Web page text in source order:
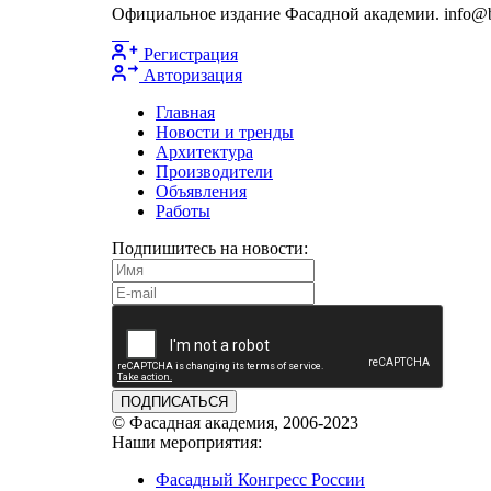
Официальное издание Фасадной академии.
Регистрация
Авторизация
Главная
Новости и тренды
Архитектура
Производители
Объявления
Работы
Подпишитесь на новости:
ПОДПИСАТЬСЯ
© Фасадная академия, 2006-2023
Наши мероприятия:
Фасадный Конгресс России